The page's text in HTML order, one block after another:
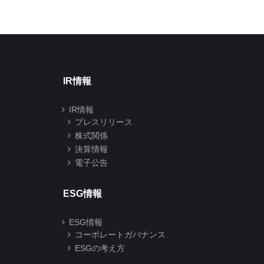
IR情報
IR情報
プレスリリース
株式関係
決算情報
電子公告
ESG情報
ESG情報
コーポレートガバナンス
ESGの考え方